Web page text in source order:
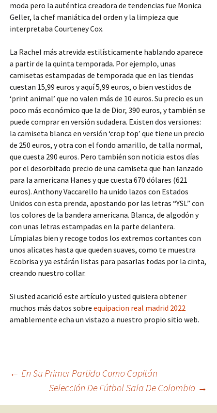
moda pero la auténtica creadora de tendencias fue Monica
Geller, la chef maniática del orden y la limpieza que
interpretaba Courteney Cox.
La Rachel más atrevida estilísticamente hablando aparece
a partir de la quinta temporada. Por ejemplo, unas
camisetas estampadas de temporada que en las tiendas
cuestan 15,99 euros y aquí 5,99 euros, o bien vestidos de
‘print animal’ que no valen más de 10 euros. Su precio es un
poco más económico que la de Dior, 390 euros, y también se
puede comprar en versión sudadera. Existen dos versiones:
la camiseta blanca en versión ‘crop top’ que tiene un precio
de 250 euros, y otra con el fondo amarillo, de talla normal,
que cuesta 290 euros. Pero también son noticia estos días
por el desorbitado precio de una camiseta que han lanzado
para la americana Hanes y que cuesta 670 dólares (621
euros). Anthony Vaccarello ha unido lazos con Estados
Unidos con esta prenda, apostando por las letras “YSL” con
los colores de la bandera americana. Blanca, de algodón y
con unas letras estampadas en la parte delantera.
Límpialas bien y recoge todos los extremos cortantes con
unos alicates hasta que queden suaves, como te muestra
Ecobrisa y ya estárán listas para pasarlas todas por la cinta,
creando nuestro collar.
Si usted acarició este artículo y usted quisiera obtener
muchos más datos sobre equipacion real madrid 2022
amablemente echa un vistazo a nuestro propio sitio web.
Navegación
← En Su Primer Partido Como Capitán
Selección De Fútbol Sala De Colombia →